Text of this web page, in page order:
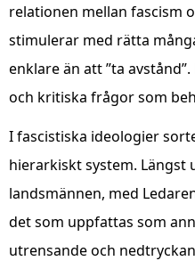
relationen mellan fascism
stimulerar med rätta
enklare än att ”ta
och kritiska frågor som
I fascistiska ideologier
hierarkiskt system. Längst
landsmännen, med
det som uppfattas som
utrensande och